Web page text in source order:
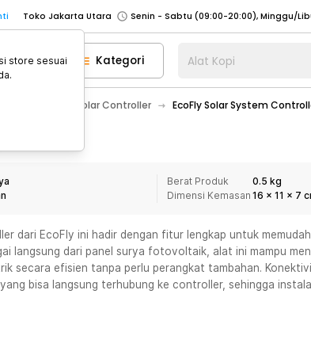
Toko Jakarta Utara
Toko Tangerang
Toko Cikupa
Pick n Go Jakarta Barat
Senin - Jumat (07:00 - 20:00),
Pick n Go Bekasi
Senin - Jumat (08:00 - 20:00), Sabtu -
Senin - Jumat (08:00 - 20:00), Sabtu -
Senin - Sabtu (09:00-20:00), Minggu/
Senin - Sabtu (09:00-20:00), Minggu/
Toko Tangerang
Toko Cikupa
Pick n Go Jakarta Barat
Senin - Jumat (07:00 - 20:00),
Kategori Alat Kopi
Solar Controller EcoFly Solar System
Berat Produk
0.5 kg
Dimensi Kemasan 16 x 11 x 7
dari EcoFly ini hadir dengan fitur lengkap untuk
langsung dari panel surya fotovoltaik, alat ini mampu
secara efisien tanpa perlu perangkat tambahan.
bisa langsung terhubung ke controller, sehingga
store sesuai